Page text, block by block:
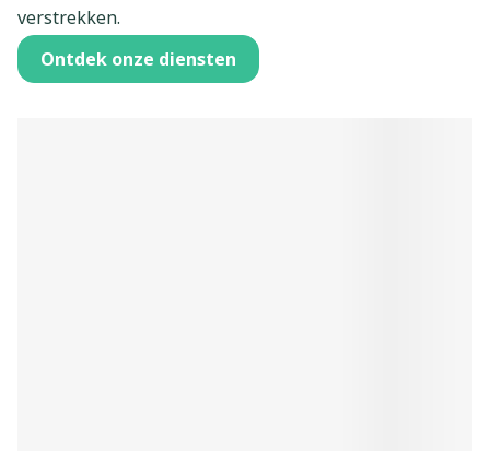
verstrekken.
u (gezondheids)advies geven.
u geruststellen of indien nodig doorverwijzen naar de
Ontdek onze diensten